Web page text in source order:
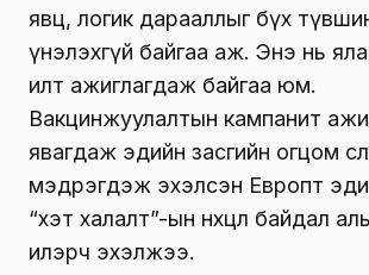
явц, логик дарааллыг бүх
үнэлэхгүй байгаа аж. Энэ нь
илт ажиглагдаж байгаа юм.
Вакцинжуулалтын кампанит
явагдаж эдийн засгийн огцом
мэдрэгдэж эхэлсэн Европт
“хэт халалт”-ын нөхцөл байдал
илэрч эхэлжээ.